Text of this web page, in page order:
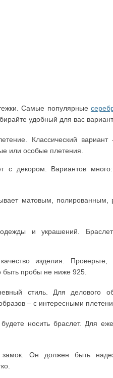
Самые популярные
удобный для вас
Классический
или особые плетения.
декором. Вариантов
матовым,
и украшений.
изделия.
пробы не ниже 925.
стиль. Для делового
– с интересными
носить браслет. Для
Он должен быть